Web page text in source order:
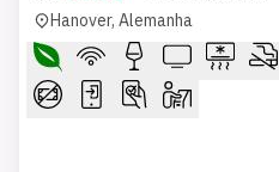
Hanover, Alemanha